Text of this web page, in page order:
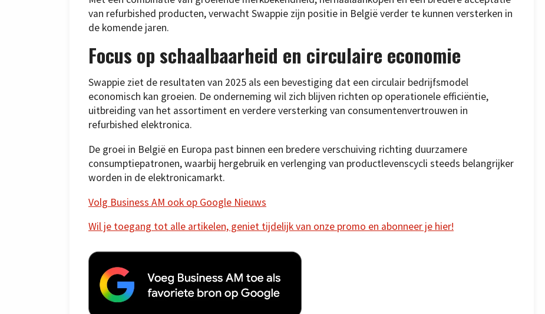
van refurbished producten, verwacht Swappie zijn positie in België verder te kunnen versterken in
de komende jaren.
Focus op schaalbaarheid en circulaire economie
Swappie ziet de resultaten van 2025 als een bevestiging dat een circulair bedrijfsmodel
economisch kan groeien. De onderneming wil zich blijven richten op operationele efficiëntie,
uitbreiding van het assortiment en verdere versterking van consumentenvertrouwen in
refurbished elektronica.
De groei in België en Europa past binnen een bredere verschuiving richting duurzamere
consumptiepatronen, waarbij hergebruik en verlenging van productlevenscycli steeds belangrijker
worden in de elektronicamarkt.
Volg Business AM ook op Google Nieuws
Wil je toegang tot alle artikelen, geniet tijdelijk van onze promo en abonneer je hier!